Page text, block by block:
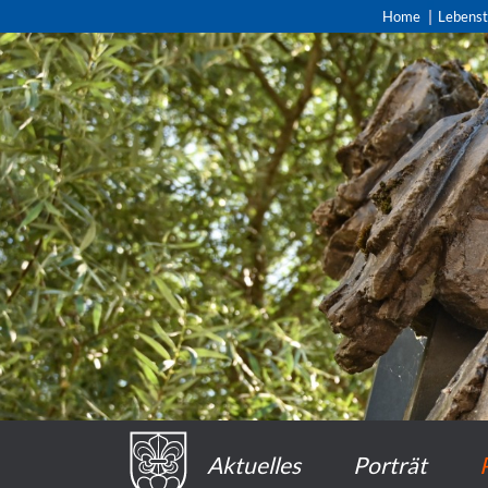
Home
Aktuelles Porträt